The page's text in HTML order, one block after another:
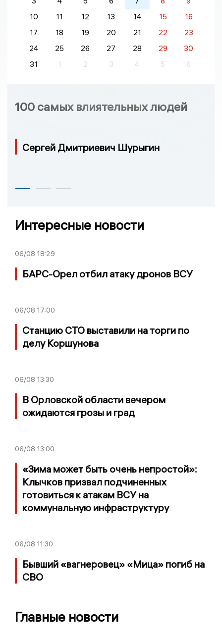
10
11 12 13 14 15
16
17
18 19 20 21 22
23
24
25 26 27 28 29
30
31
1 2 3 4 5 6
100 самых влиятельных людей
Сергей Дмитриевич Шурыгин
Интересные новости
06/08 18:29
БАРС-Орел отбил атаку дронов ВСУ
06/08 17:00
Станцию СТО выставили на торги по
делу Коршунова
06/08 13:30
В Орловской области вечером
ожидаются грозы и град
06/08 13:00
«Зима может быть очень непростой»:
Клычков призвал подчиненных
готовиться к атакам ВСУ на
коммунальную инфраструктуру
06/08 11:30
Бывший «вагнеровец» «Мица» погиб на
СВО
Главные новости